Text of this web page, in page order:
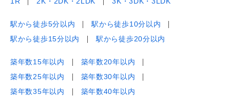
駅から徒歩5分以内
駅から徒歩10分以内
駅から徒歩15分以内
駅から徒歩20分以内
築年数15年以内
築年数20年以内
築年数25年以内
築年数30年以内
築年数35年以内
築年数40年以内